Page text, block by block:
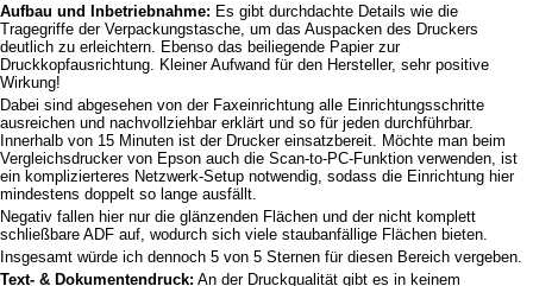
Aufbau und Inbetriebnahme: Es gibt durchdachte Details wie die
Tragegriffe der Verpackungstasche, um das Auspacken des Druckers
deutlich zu erleichtern. Ebenso das beiliegende Papier zur
Druckkopfausrichtung. Kleiner Aufwand für den Hersteller, sehr positive
Wirkung!
Dabei sind abgesehen von der Faxeinrichtung alle Einrichtungsschritte
ausreichen und nachvollziehbar erklärt und so für jeden durchführbar.
Innerhalb von 15 Minuten ist der Drucker einsatzbereit. Möchte man beim
Vergleichsdrucker von Epson auch die Scan-to-PC-Funktion verwenden, ist
ein komplizierteres Netzwerk-Setup notwendig, sodass die Einrichtung hier
mindestens doppelt so lange ausfällt.
Negativ fallen hier nur die glänzenden Flächen und der nicht komplett
schließbare ADF auf, wodurch sich viele staubanfällige Flächen bieten.
Insgesamt würde ich dennoch 5 von 5 Sternen für diesen Bereich vergeben.
Text- & Dokumentendruck: An der Druckqualität gibt es in keinem